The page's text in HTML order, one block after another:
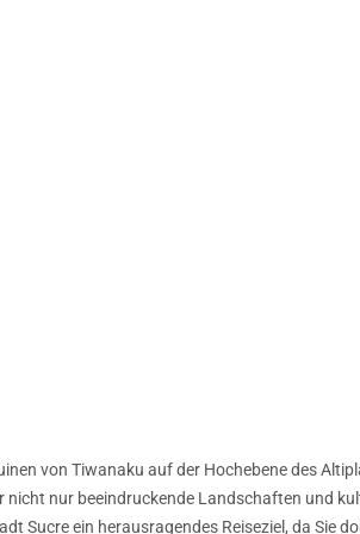
von Tiwanaku auf der Hochebene des
nicht nur beeindruckende Landschaften und
Sucre ein herausragendes Reiseziel, da Sie